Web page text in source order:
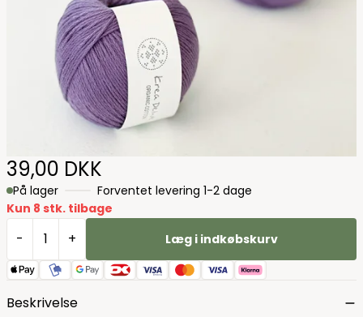
39,00 DKK
På lager
Forventet levering 1-2 dage
Kun 8 stk. tilbage
- + Læg i indkøbskurv
Beskrivelse